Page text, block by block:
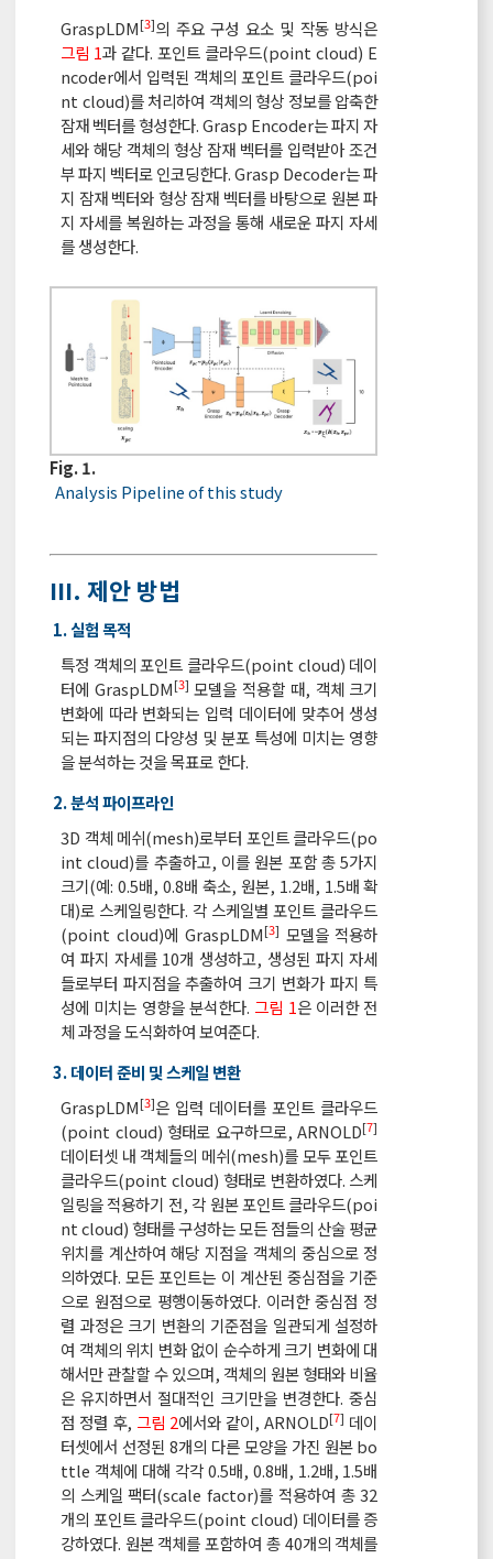
GraspLDM[3]의 주요 구성 요소 및 작동 방식은
그림 1과 같다. 포인트 클라우드(point cloud) E
ncoder에서 입력된 객체의 포인트 클라우드(poi
nt cloud)를 처리하여 객체의 형상 정보를 압축한
잠재 벡터를 형성한다. Grasp Encoder는 파지 자
세와 해당 객체의 형상 잠재 벡터를 입력받아 조건
부 파지 벡터로 인코딩한다. Grasp Decoder는 파
지 잠재 벡터와 형상 잠재 벡터를 바탕으로 원본 파
지 자세를 복원하는 과정을 통해 새로운 파지 자세
를 생성한다.
Fig. 1.
Analysis Pipeline of this study
III. 제안 방법
1. 실험 목적
특정 객체의 포인트 클라우드(point cloud) 데이
터에 GraspLDM[3] 모델을 적용할 때, 객체 크기
변화에 따라 변화되는 입력 데이터에 맞추어 생성
되는 파지점의 다양성 및 분포 특성에 미치는 영향
을 분석하는 것을 목표로 한다.
2. 분석 파이프라인
3D 객체 메쉬(mesh)로부터 포인트 클라우드(po
int cloud)를 추출하고, 이를 원본 포함 총 5가지
크기(예: 0.5배, 0.8배 축소, 원본, 1.2배, 1.5배 확
대)로 스케일링한다. 각 스케일별 포인트 클라우드
(point cloud)에 GraspLDM[3] 모델을 적용하
여 파지 자세를 10개 생성하고, 생성된 파지 자세
들로부터 파지점을 추출하여 크기 변화가 파지 특
성에 미치는 영향을 분석한다. 그림 1은 이러한 전
체 과정을 도식화하여 보여준다.
3. 데이터 준비 및 스케일 변환
GraspLDM[3]은 입력 데이터를 포인트 클라우드
(point cloud) 형태로 요구하므로, ARNOLD[7]
데이터셋 내 객체들의 메쉬(mesh)를 모두 포인트
클라우드(point cloud) 형태로 변환하였다. 스케
일링을 적용하기 전, 각 원본 포인트 클라우드(poi
nt cloud) 형태를 구성하는 모든 점들의 산술 평균
위치를 계산하여 해당 지점을 객체의 중심으로 정
의하였다. 모든 포인트는 이 계산된 중심점을 기준
으로 원점으로 평행이동하였다. 이러한 중심점 정
렬 과정은 크기 변환의 기준점을 일관되게 설정하
여 객체의 위치 변화 없이 순수하게 크기 변화에 대
해서만 관찰할 수 있으며, 객체의 원본 형태와 비율
은 유지하면서 절대적인 크기만을 변경한다. 중심
점 정렬 후, 그림 2에서와 같이, ARNOLD[7] 데이
터셋에서 선정된 8개의 다른 모양을 가진 원본 bo
ttle 객체에 대해 각각 0.5배, 0.8배, 1.2배, 1.5배
의 스케일 팩터(scale factor)를 적용하여 총 32
개의 포인트 클라우드(point cloud) 데이터를 증
강하였다. 원본 객체를 포함하여 총 40개의 객체를